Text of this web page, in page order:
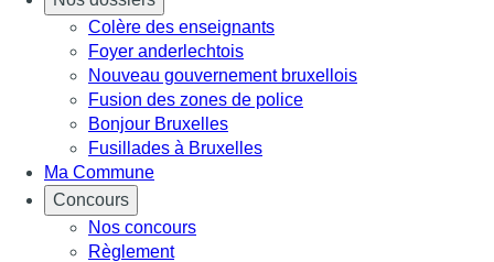
Colère des enseignants
Foyer anderlechtois
Nouveau gouvernement bruxellois
Fusion des zones de police
Bonjour Bruxelles
Fusillades à Bruxelles
Ma Commune
Concours
Nos concours
Règlement